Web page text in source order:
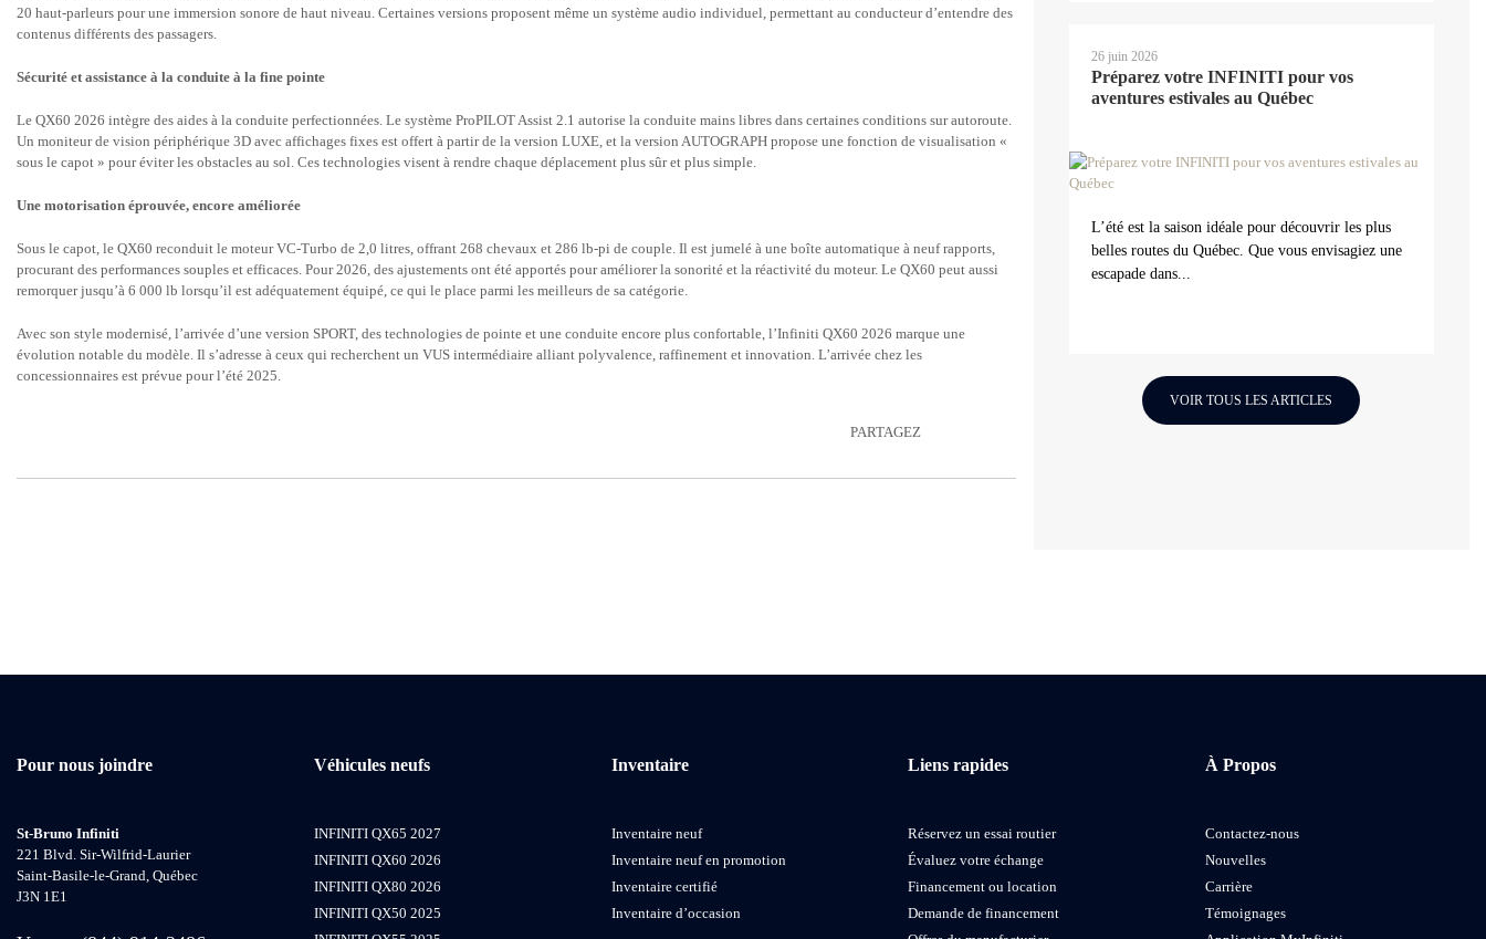
20 haut-parleurs pour une immersion sonore de haut niveau. Certaines versions proposent même un système audio individuel, permettant au conducteur d’entendre des
contenus différents des passagers.
Sécurité et assistance à la conduite à la fine pointe
Le QX60 2026 intègre des aides à la conduite perfectionnées. Le système ProPILOT Assist 2.1 autorise la conduite mains libres dans certaines conditions sur autoroute.
Un moniteur de vision périphérique 3D avec affichages fixes est offert à partir de la version LUXE, et la version AUTOGRAPH propose une fonction de visualisation «
sous le capot » pour éviter les obstacles au sol. Ces technologies visent à rendre chaque déplacement plus sûr et plus simple.
Une motorisation éprouvée, encore améliorée
Sous le capot, le QX60 reconduit le moteur VC-Turbo de 2,0 litres, offrant 268 chevaux et 286 lb-pi de couple. Il est jumelé à une boîte automatique à neuf rapports,
procurant des performances souples et efficaces. Pour 2026, des ajustements ont été apportés pour améliorer la sonorité et la réactivité du moteur. Le QX60 peut aussi
remorquer jusqu’à 6 000 lb lorsqu’il est adéquatement équipé, ce qui le place parmi les meilleurs de sa catégorie.
Avec son style modernisé, l’arrivée d’une version SPORT, des technologies de pointe et une conduite encore plus confortable, l’Infiniti QX60 2026 marque une
évolution notable du modèle. Il s’adresse à ceux qui recherchent un VUS intermédiaire alliant polyvalence, raffinement et innovation. L’arrivée chez les
concessionnaires est prévue pour l’été 2025.
PARTAGEZ
26 juin 2026
Préparez votre INFINITI pour vos
aventures estivales au Québec
L’été est la saison idéale pour découvrir les plus
belles routes du Québec. Que vous envisagiez une
escapade dans...
VOIR TOUS LES ARTICLES
Pour nous joindre
St-Bruno Infiniti
221 Blvd. Sir-Wilfrid-Laurier
Saint-Basile-le-Grand Québec
J3N 1E1
Véhicules neufs
INFINITI QX65 2027
INFINITI QX60 2026
INFINITI QX80 2026
INFINITI QX50 2025
Inventaire
Inventaire neuf
Inventaire neuf en promotion
Inventaire certifié
Inventaire d’occasion
Liens rapides
Réservez un essai routier
Évaluez votre échange
Financement ou location
Demande de financement
À Propos
Contactez-nous
Nouvelles
Carrière
Témoignages